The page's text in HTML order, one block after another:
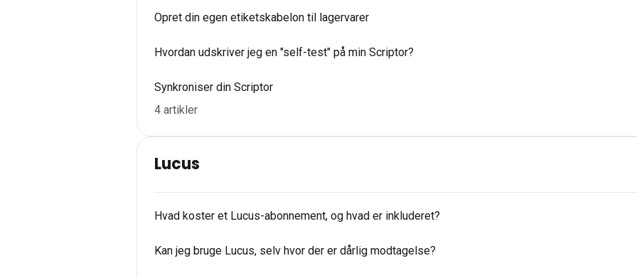
Opret din egen etiketskabelon til lagervarer
Hvordan udskriver jeg en "self-test" på min Scriptor?
Synkroniser din Scriptor
4 artikler
Lucus
Hvad koster et Lucus-abonnement, og hvad er inkluderet?
Kan jeg bruge Lucus, selv hvor der er dårlig modtagelse?